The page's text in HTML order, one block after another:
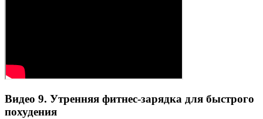
Видео 9. Утренняя фитнес-зарядка для быстрого
похудения